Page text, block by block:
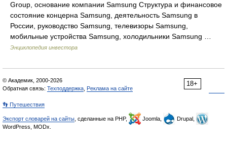
Group, основание компании Samsung Структура и финансовое
состояние концерна Samsung, деятельность Samsung в
России, руководство Samsung, телевизоры Samsung,
мобильные устройства Samsung, холодильники Samsung …
Энциклопедия инвестора
18+
© Академик, 2000-2026
Обратная связь: Техподдержка Реклама на сайте
👣 Путешествия
Экспорт словарей на сайты , сделанные на PHP, Joomla,
Drupal,
WordPress, MODx.